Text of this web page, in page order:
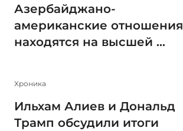
Азербайджано-
американские отношения
находятся на высшей ...
Xроника
Ильхам Алиев и Дональд
Трамп обсудили итоги